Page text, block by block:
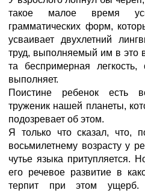
такое малое время
грамматических форм,
усваивает двухлетний
труд, выполняемый им в это
та беспримерная
выполняет.
Поистине ребенок есть
труженик нашей планеты,
подозревает об этом.
Я только что сказал, что,
восьмилетнему возрасту у
чутье языка притупляется.
его речевое развитие в
терпит при этом ущерб.